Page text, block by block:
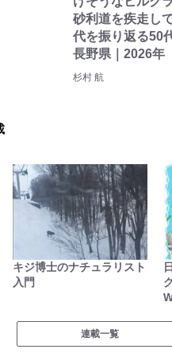
砂利道を疾走し
代を振り返る50
長野県｜2026年
杉村 航
キジ博士のナチュラリスト
入門
連載一覧